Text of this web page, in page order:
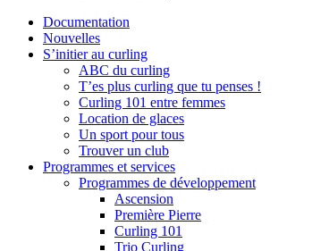
Documentation
Nouvelles
S’initier au curling
ABC du curling
T’es plus curling que tu penses !
Curling 101 entre femmes
Location de glaces
Un sport pour tous
Trouver un club
Programmes et services
Programmes de développement
Ascension
Première Pierre
Curling 101
Trio Curling